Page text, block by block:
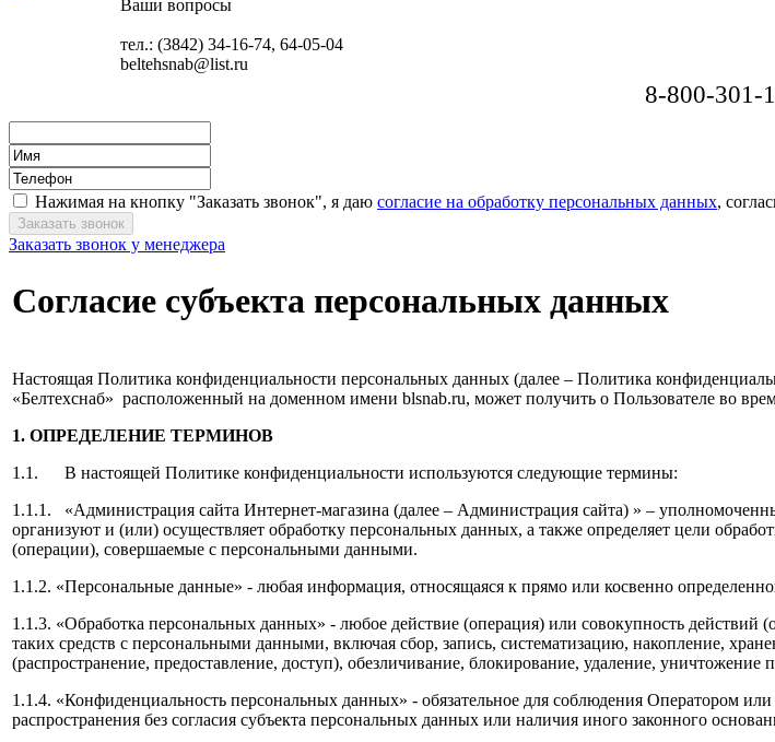
Ваши вопросы
тел.: (3842) 34-16-74, 64-05-04
beltehsnab@list.ru
8-800-301-
Нажимая на кнопку "Заказать звонок", я даю согласие на обработку персональных данных,
Заказать звонок у менеджера
Согласие субъекта персональных данных
Настоящая Политика конфиденциальности персональных данных (далее – Политика
«Белтехснаб» расположенный на доменном имени blsnab.ru, может получить о Пользователе во
1. ОПРЕДЕЛЕНИЕ ТЕРМИНОВ
1.1. В настоящей Политике конфиденциальности используются следующие термины:
1.1.1. «Администрация сайта Интернет-магазина (далее – Администрация сайта) » –
организуют и (или) осуществляет обработку персональных данных, а также определяет цели
(операции), совершаемые с персональными данными.
1.1.2. «Персональные данные» - любая информация, относящаяся к прямо или косвенно
1.1.3. «Обработка персональных данных» - любое действие (операция) или совокупность действий
таких средств с персональными данными, включая сбор, запись, систематизацию, накопление,
(распространение, предоставление, доступ), обезличивание, блокирование, удаление, уничтожение
1.1.4. «Конфиденциальность персональных данных» - обязательное для соблюдения Оператором
распространения без согласия субъекта персональных данных или наличия иного законного